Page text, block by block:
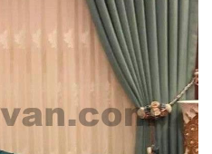
üstünlüklər
yerlərə yerləşdiriləcək bu
oturma sahəsi əldə
etmək istəyənlər üçün
var. Özünəməxsus
üzərinə çəkən divan